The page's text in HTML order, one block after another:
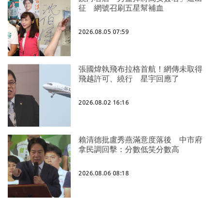
征 網號召刷五星幫補血
2026.08.05 07:59
張國煒執飛布拉格首航！網傳未取得
飛越許可、繞行 星宇回應了
2026.08.02 16:16
賴清德批盧秀燕滿意度落後 中市府
拿民調回擊：分數低笑分數高
2026.08.06 08:18